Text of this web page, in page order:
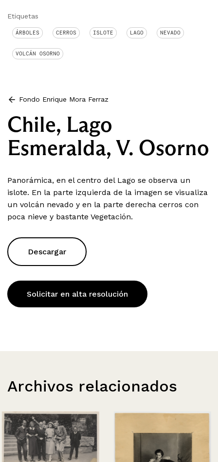
Etiquetas
ÁRBOLES CERROS ISLOTE LAGO NEVADO
VOLCÁN OSORNO
Fondo Enrique Mora Ferraz
Chile, Lago
Esmeralda, V. Osorno
Panorámica, en el centro del Lago se observa un
islote. En la parte izquierda de la imagen se visualiza
un volcán nevado y en la parte derecha cerros con
poca nieve y bastante Vegetación.
Descargar
Solicitar en alta resolución
Archivos relacionados